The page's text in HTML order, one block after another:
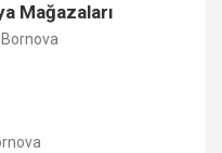
Mağazaları
Bornova